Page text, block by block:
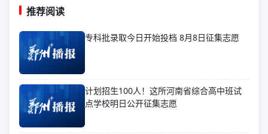
推荐阅读
专科批录取今日开始投档 8月8日征集志愿
计划招生100人！这所河南省综合高中班试
点学校明日公开征集志愿